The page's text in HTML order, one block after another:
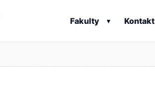
Fakulty ▾ Kontakt